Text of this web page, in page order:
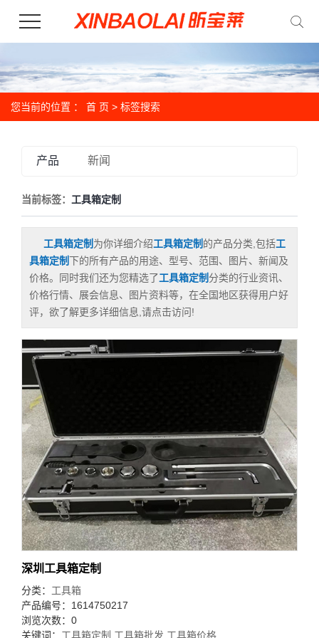
您当前的位置 ： 首 页 > 标签搜索
产品 新闻
当前标签： 工具箱定制
工具箱定制 为你详细介绍工具箱定制 的产品分类,包括工
具箱定制下的所有产品的用途、型号、范围、图片、新闻及
价格。同时我们还为您精选了工具箱定制 分类的行业资讯、
价格行情、展会信息、图片资料等，在全国地区获得用户好
评，欲了解更多详细信息,请点击访问!
深圳工具箱定制
分类： 工具箱
产品编号：1614750217
浏览次数：0
关键词： 工具箱定制 工具箱批发 工具箱价格